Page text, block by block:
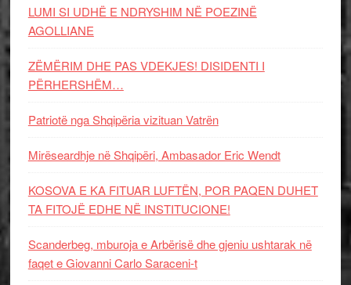
LUMI SI UDHË E NDRYSHIM NË POEZINË
AGOLLIANE
ZËMËRIM DHE PAS VDEKJES! DISIDENTI I
PËRHERSHËM…
Patriotë nga Shqipëria vizituan Vatrën
Mirëseardhje në Shqipëri, Ambasador Eric Wendt
KOSOVA E KA FITUAR LUFTËN, POR PAQEN DUHET
TA FITOJË EDHE NË INSTITUCIONE!
Scanderbeg, mburoja e Arbërisë dhe gjeniu ushtarak në
faqet e Giovanni Carlo Saraceni-t